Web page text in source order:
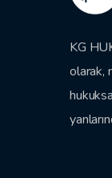
KG
olarak,